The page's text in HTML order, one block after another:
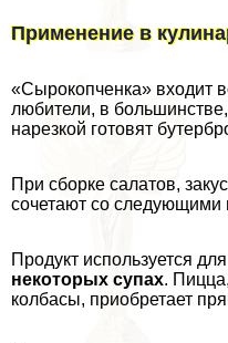
Применение в
«Сырокопченка» входит
любители, в
нарезкой готовят
При сборке салатов,
сочетают со следующими
Продукт используется для
некоторых супах.
колбасы, приобретает